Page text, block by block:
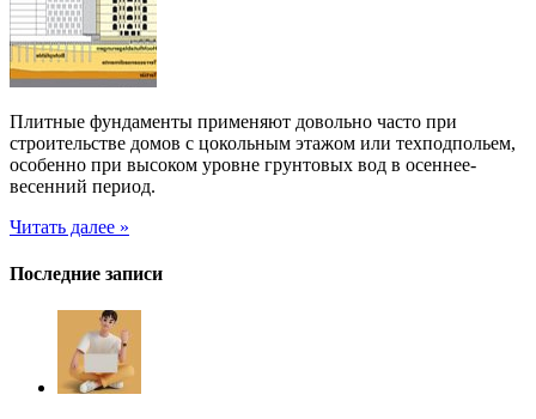
Плитные фундаменты применяют довольно часто при
строительстве домов с цокольным этажом или техподпольем,
особенно при высоком уровне грунтовых вод в осеннее-
весенний период.
Читать далее »
Последние записи